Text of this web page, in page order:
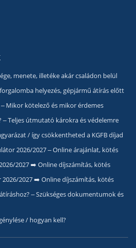
menete, illetéke akár családon belül
helyezés, gépjármű átírás előtt
Mikor kötelező és mikor érdemes
– Teljes útmutató károkra és védelemre
/ így csökkentheted a KGFB díjad
2026/2027 – Online árajánlat, kötés
2027 ➡️ Online díjszámítás, kötés
2027 ➡️ Online díjszámítás, kötés
– Szükséges dokumentumok és
/ hogyan kell?